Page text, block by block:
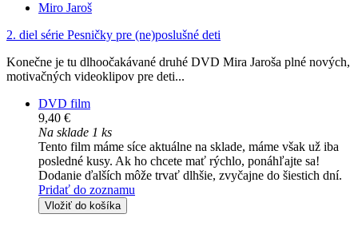
Miro Jaroš
2. diel série Pesničky pre (ne)poslušné deti
Konečne je tu dlhoočakávané druhé DVD Mira Jaroša plné nových,
motivačných videoklipov pre deti...
DVD film
9,40 €
Na sklade 1 ks
Tento film máme síce aktuálne na sklade, máme však už iba
posledné kusy. Ak ho chcete mať rýchlo, ponáhľajte sa!
Dodanie ďalších môže trvať dlhšie, zvyčajne do šiestich dní.
Pridať do zoznamu
Vložiť do košíka